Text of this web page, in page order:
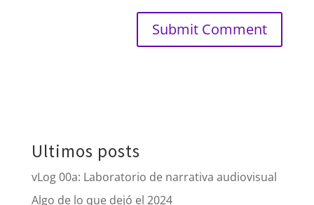
Ultimos posts
vLog 00a: Laboratorio de narrativa audiovisual
Algo de lo que dejó el 2024